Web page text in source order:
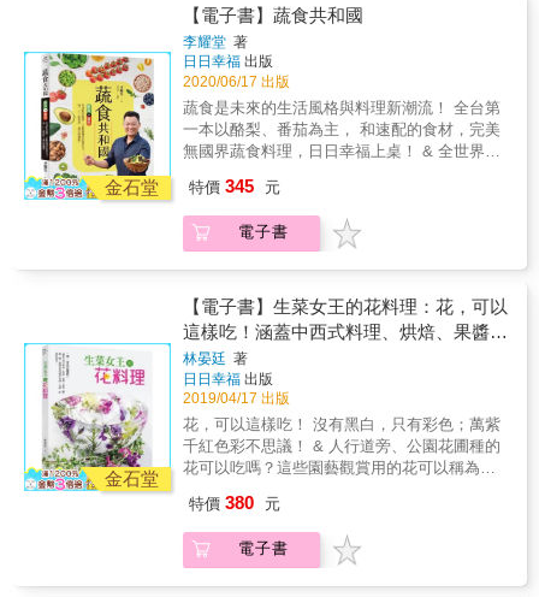
得葷食比較豐盛，會認為世界上有這麼多美食
可以享受，為什麼要「放棄」？事實上蔬食是
讓世界變好的其中一個方向，我們要做的就是
讓蔬食變成眾多美食的選項之一，世界就會開
始美好了，就這麼簡單。 蔬食吃什麼？ 我常在
臉書上分享自己去了哪一家餐廳，吃了什麼好
食，臉書上的朋友一看都會嚇一跳，紛紛留言
的這些全是素的？」很多人都覺得很意外，為
什麼素食可以吃出這麼多的變化，而且他是一
直都很享受在其中，還有很多肉食主義者因此
餐，道理很簡單，注重平衡而已。我今天一天
大概吃了什麼，或沒吃到什麼，自己會知道，
這一點是值得注意的事。很多人會誤解吃素的
人營養不夠，其實剛好相反。我們的感覺會變
得敏銳一點，會提醒自己要注意營養。當我們
意識到「營養均衡」的時候，我們就會找出讓
營養均衡的辦法。 蔬食也可以吃到米其林星星
推薦？ 本書推薦了中式、西式、異國料理、
CAFE、甜點、冰品&hellip;&hellip;等各式各樣
的蔬食，從街頭小吃到私廚料理，收錄超過70
料理，充分滿足我們「哪裡可以吃到好吃的蔬
食？」的疑問，跟著豐哥一起，你會發現這些
「隱藏版美食」，其實就在我們身邊！
不論單吃或做成各種中西料理，甚至飲品都很
適合的全方位食材。 & 酪梨只能打成酪梨牛
奶？番茄只能番茄炒蛋的家常菜？充滿創意多
元的吃法，翻轉對酪梨與番茄的刻板印象。 &
酪梨vs番茄和最速配的蔬菜（綠花椰菜、菠
菜、甜椒、胡蘿蔔、羽衣甘藍、四季豆、小黃
瓜、馬鈴薯&hellip;&hellip;）、五穀雜糧（越光
米、黑米、藜麥、黃豆、毛豆、紅豆、扁豆、
鷹嘴豆、腰果、夏威夷果、核桃
奇異果、無花果&hellip;&hellip;）等靈活運用、
完全不設限，88道繽紛多采的無國界蔬食菜
肴！中、西、鹹、甜、冷、熱食譜都有。 & 金
炒、烤&hellip;&hellip;詳實全圖解！ & 開胃
菜、沙拉、主餐、配菜、點心、飲品到實用醬
料，豐富料理完整收錄，美味不設限！ & 本書
特色 & ◎全台第一本以酪梨和番茄為主，與適
合的蔬果、五穀雜糧搭配，餐餐營養有活力。
◎不只是水果，顛覆對酪梨和番茄的吃法，進
入極致非凡的蔬食世界。 ◎簡單和難吃不劃上
等號，每一道食譜都是令人驚豔的好滋味。 &
張家銘（大愛電視台蔬果生活誌製作人） 焦志
方（知名美食節目主持人） 微微蔡（美食作
者） 亞里（金鐘獎最佳主持人）
金石堂
【電子書】蔬食共和國
李耀堂 著
日日幸福 出版
2020/06/17 出版
蔬食是未來的生活風格與料理新潮流！ 全台第
一本以酪梨、番茄為主， 和速配的食材，完美
無國界蔬食料理，日日幸福上桌！ & 全世界都
系統健康的維生素E，和幫助維持體內血膽固醇
恆定的不飽和脂肪酸；不論是國產或是進口，
都可以運用在飲食上，食譜的變化很豐富。 &
不論單吃或做成各種中西料理，甚至飲品都很
適合的全方位食材。 & 酪梨只能打成酪梨牛
奶？番茄只能番茄炒蛋的家常菜？充滿創意多
元的吃法，翻轉對酪梨與番茄的刻板印象。 &
酪梨vs番茄和最速配的蔬菜（綠花椰菜、菠
菜、甜椒、胡蘿蔔、羽衣甘藍、四季豆、小黃
瓜、馬鈴薯&hellip;&hellip;）、五穀雜糧（越光
米、黑米、藜麥、黃豆、毛豆、紅豆、扁豆、
鷹嘴豆、腰果、夏威夷果、核桃
&hellip;&hellip;）、果實（蘋果、檸檬、藍莓、
完全不設限，88道繽紛多采的無國界蔬食菜
肴！中、西、鹹、甜、冷、熱食譜都有。 & 金
牌蔬食名師親自示範、全彩精美，拌、蒸、
特價 345 元
電子書
金石堂
【電子書】生菜女王的花料理：花，可以
這樣吃！涵蓋中西式料理、烘焙、果醬、
抹醬、鹽、糖、醋、甜酒等豐富實作食
譜，美感、味覺都兼具！
林晏廷 著
日日幸福 出版
2019/04/17 出版
花，可以這樣吃！ 沒有黑白，只有彩色；萬紫
千紅色彩不思議！ & 人行道旁、公園花圃種的
花可以吃嗎？這些園藝觀賞用的花可以稱為食
何在主餐料理、甜點蛋糕上，裝飾了幾朵小
花，是那麼的漂亮與不同凡響，但是要送入口
中，卻出現疑惑的表情！ 「當我發現報紙刊登
特價 380 元
電子書